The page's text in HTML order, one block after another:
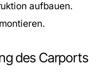
aufbauen.
des Carports